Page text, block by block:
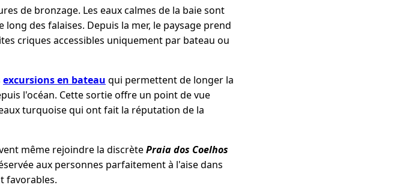
de bronzage. Les eaux calmes de la baie sont
des falaises. Depuis la mer, le paysage prend
criques accessibles uniquement par bateau ou
excursions en bateau qui permettent de longer la
l'océan. Cette sortie offre un point de vue
turquoise qui ont fait la réputation de la
même rejoindre la discrètePraia dos Coelhos
aux personnes parfaitement à l'aise dans
favorables.